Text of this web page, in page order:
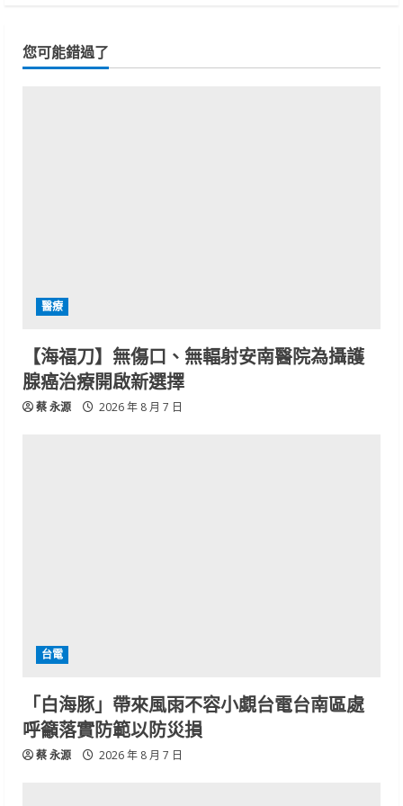
您可能錯過了
醫療
【海福刀】無傷口、無輻射安南醫院為攝護
腺癌治療開啟新選擇
蔡 永源 2026 年 8 月 7 日
台電
「白海豚」帶來風雨不容小覷台電台南區處
呼籲落實防範以防災損
蔡 永源 2026 年 8 月 7 日